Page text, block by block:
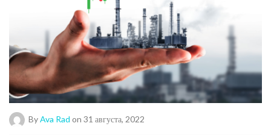
By Ava Rad on 31 августа, 2022